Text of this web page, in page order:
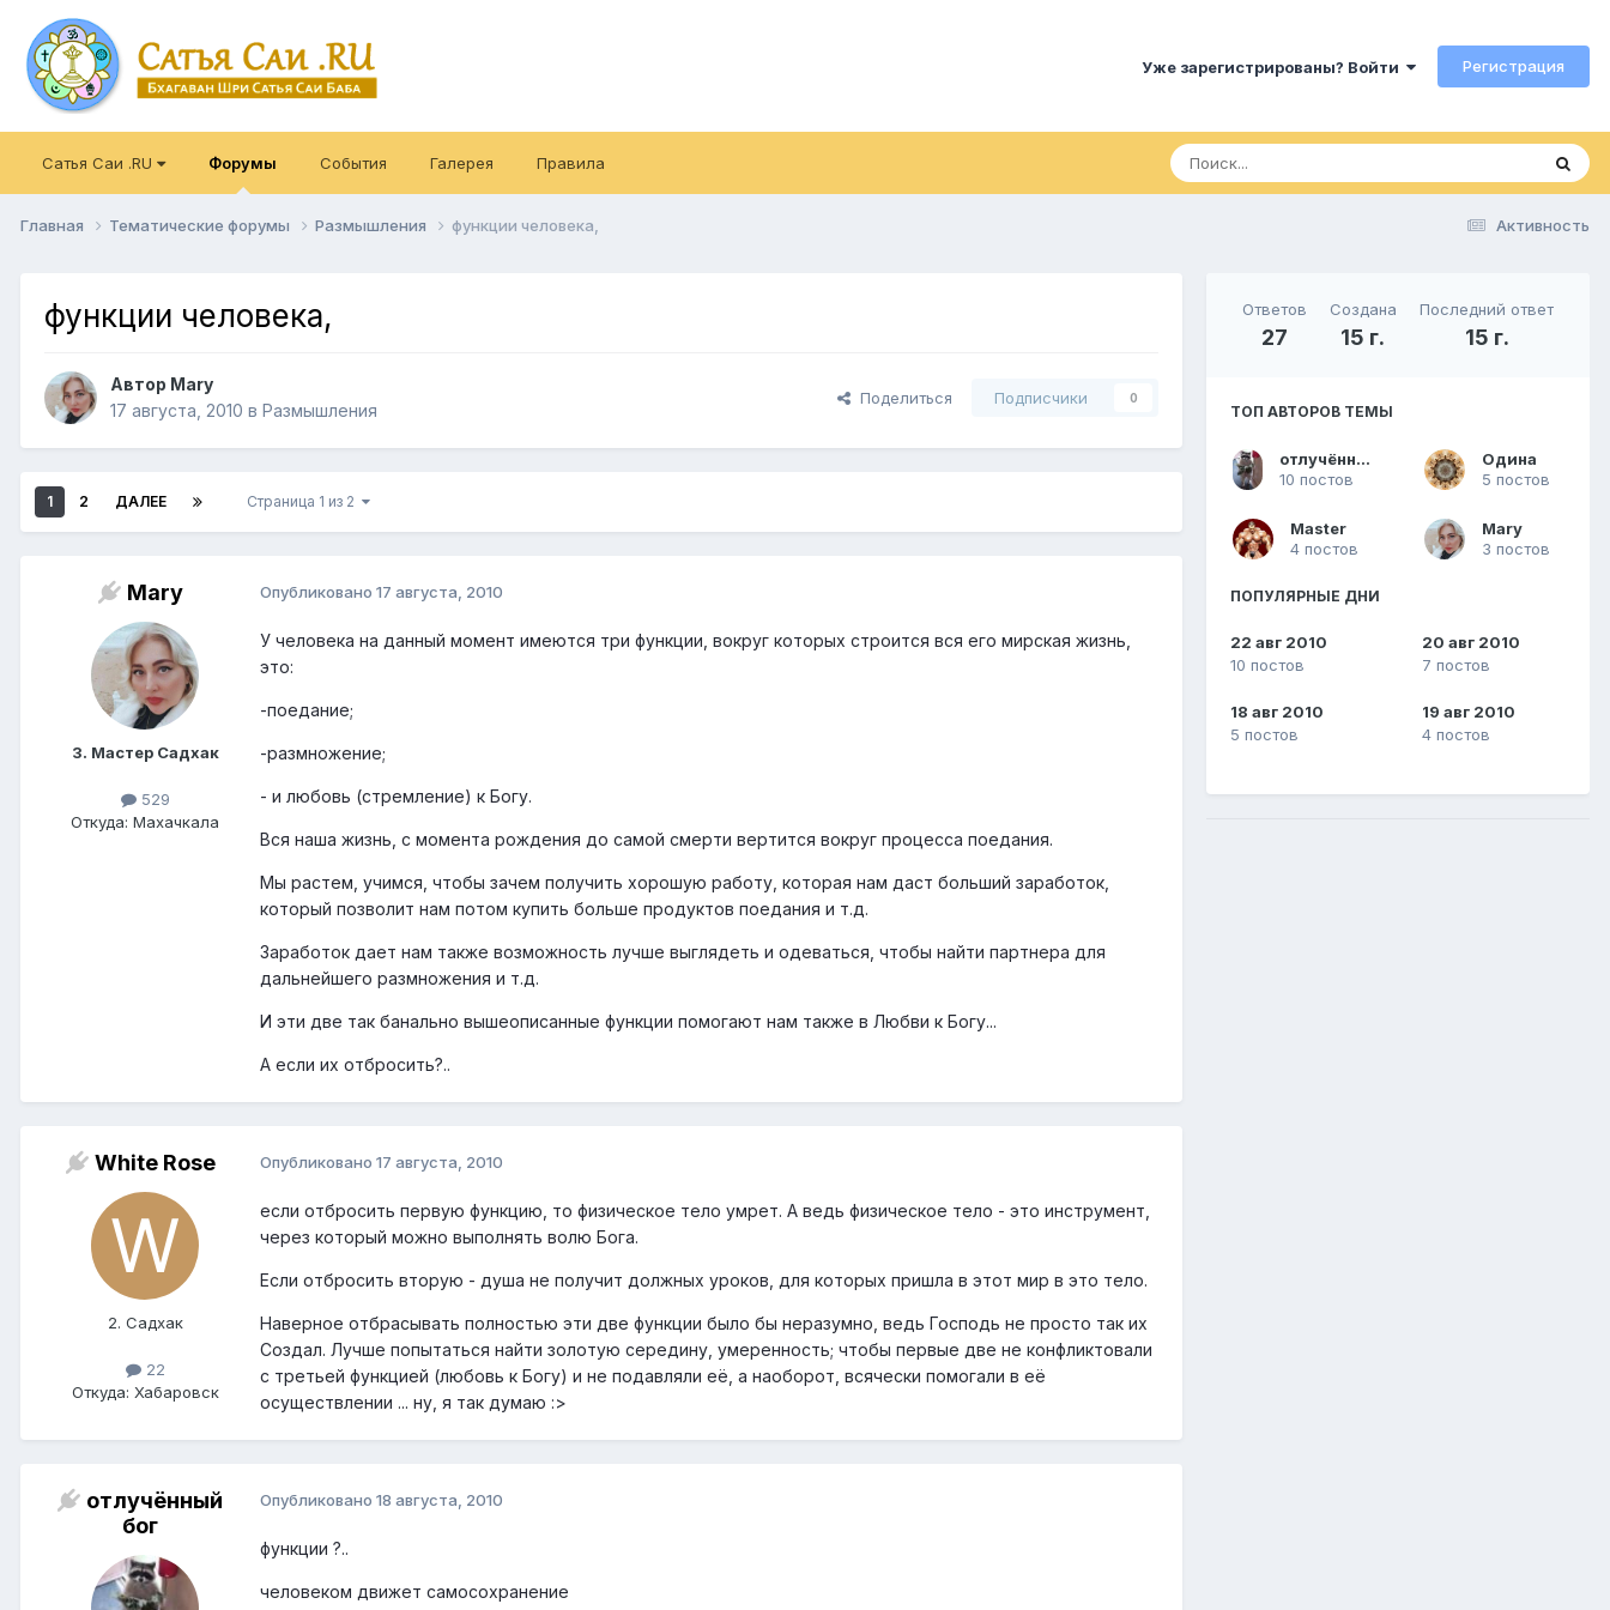
Уже зарегистрированы? Войти Регистрация
Сатья Саи .RU Форумы События Галерея Правила
Активность
Главная Тематические форумы Размышления функции человека,
функции человека,
Автор Mary
17 августа, 2010 в Размышления
Поделиться Подписчики 0
1 2 ДАЛЕЕ Страница 1 из 2
Mary
3. Мастер Садхак
529
Откуда: Махачкала
Опубликовано 17 августа, 2010
У человека на данный момент имеются три функции, вокруг которых строится вся его мирская жизнь,
это:
-поедание;
-размножение;
- и любовь (стремление) к Богу.
Вся наша жизнь, с момента рождения до самой смерти вертится вокруг процесса поедания.
Мы растем, учимся, чтобы зачем получить хорошую работу, которая нам даст больший заработок,
который позволит нам потом купить больше продуктов поедания и т.д.
Заработок дает нам также возможность лучше выглядеть и одеваться, чтобы найти партнера для
дальнейшего размножения и т.д.
И эти две так банально вышеописанные функции помогают нам также в Любви к Богу...
А если их отбросить?..
White Rose
2. Садхак
22
Откуда: Хабаровск
Опубликовано 17 августа, 2010
если отбросить первую функцию, то физическое тело умрет. А ведь физическое тело - это инструмент,
через который можно выполнять волю Бога.
Если отбросить вторую - душа не получит должных уроков, для которых пришла в этот мир в это тело.
Наверное отбрасывать полностью эти две функции было бы неразумно, ведь Господь не просто так их
Создал. Лучше попытаться найти золотую середину, умеренность; чтобы первые две не конфликтовали
с третьей функцией (любовь к Богу) и не подавляли её, а наоборот, всячески помогали в её
осуществлении ... ну, я так думаю :>
отлучённый
бог
Опубликовано 18 августа, 2010
функции ?..
человеком движет самосохранение
Ответов
27
Создана
15 г.
Последний ответ
15 г.
ТОП АВТОРОВ ТЕМЫ
отлучённый бог
10 постов
Одина
5 постов
Master
4 постов
Mary
3 постов
ПОПУЛЯРНЫЕ ДНИ
22 авг 2010
10 постов
20 авг 2010
7 постов
18 авг 2010
5 постов
19 авг 2010
4 постов